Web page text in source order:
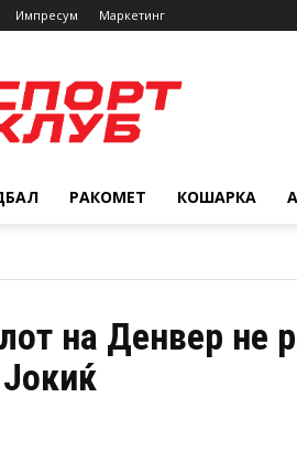
Импресум Маркетинг
РАКОМЕТ КОШАРКА
на Денвер не